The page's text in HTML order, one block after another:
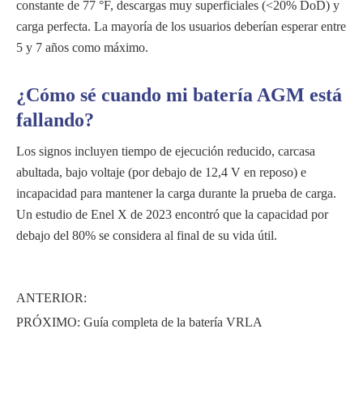
constante de 77 °F, descargas muy superficiales (<20% DoD) y
carga perfecta. La mayoría de los usuarios deberían esperar entre
5 y 7 años como máximo.
¿Cómo sé cuando mi batería AGM está
fallando?
Los signos incluyen tiempo de ejecución reducido, carcasa
abultada, bajo voltaje (por debajo de 12,4 V en reposo) e
incapacidad para mantener la carga durante la prueba de carga.
Un estudio de Enel X de 2023 encontró que la capacidad por
debajo del 80% se considera al final de su vida útil.
ANTERIOR:
PRÓXIMO: Guía completa de la batería VRLA